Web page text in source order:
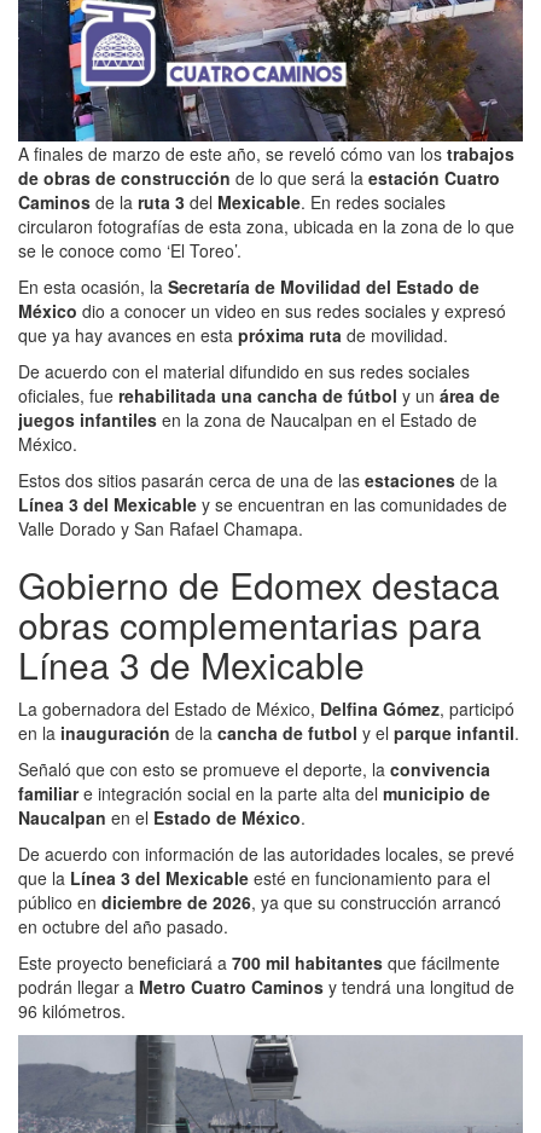
A finales de marzo de este año, se reveló cómo van los trabajos
de obras de construcción de lo que será la estación Cuatro
Caminos de la ruta 3 del Mexicable. En redes sociales
circularon fotografías de esta zona, ubicada en la zona de lo que
se le conoce como ‘El Toreo’.
En esta ocasión, la Secretaría de Movilidad del Estado de
México dio a conocer un video en sus redes sociales y expresó
que ya hay avances en esta próxima ruta de movilidad.
De acuerdo con el material difundido en sus redes sociales
oficiales, fue rehabilitada una cancha de fútbol y un área de
juegos infantiles en la zona de Naucalpan en el Estado de
México.
Estos dos sitios pasarán cerca de una de las estaciones de la
Línea 3 del Mexicable y se encuentran en las comunidades de
Valle Dorado y San Rafael Chamapa.
Gobierno de Edomex destaca
obras complementarias para
Línea 3 de Mexicable
La gobernadora del Estado de México, Delfina Gómez, participó
en la inauguración de la cancha de futbol y el parque infantil.
Señaló que con esto se promueve el deporte, la convivencia
familiare integración social en la parte alta del municipio de
Naucalpan en el Estado de México.
De acuerdo con información de las autoridades locales, se prevé
que la Línea 3 del Mexicable esté en funcionamiento para el
público en diciembre de 2026, ya que su construcción arrancó
en octubre del año pasado.
Este proyecto beneficiará a 700 mil habitantes que fácilmente
podrán llegar a Metro Cuatro Caminos y tendrá una longitud de
96 kilómetros.